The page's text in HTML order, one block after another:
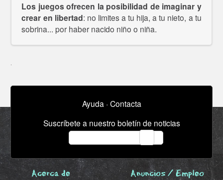
Los juegos ofrecen la posibilidad de imaginar y
crear en libertad: no limites a tu hija, a tu nieto, a tu
sobrina... por haber nacido niño o niña.
Ayuda · Contacta
Suscríbete a nuestro boletín de noticias
Acerca de
Anuncios / Empleo